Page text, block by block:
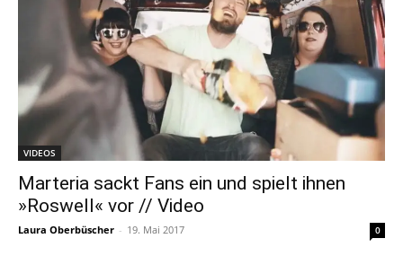
VIDEOS
Marteria sackt Fans ein und spielt ihnen
»Roswell« vor // Video
Laura Oberbüscher - 19. Mai 2017 0